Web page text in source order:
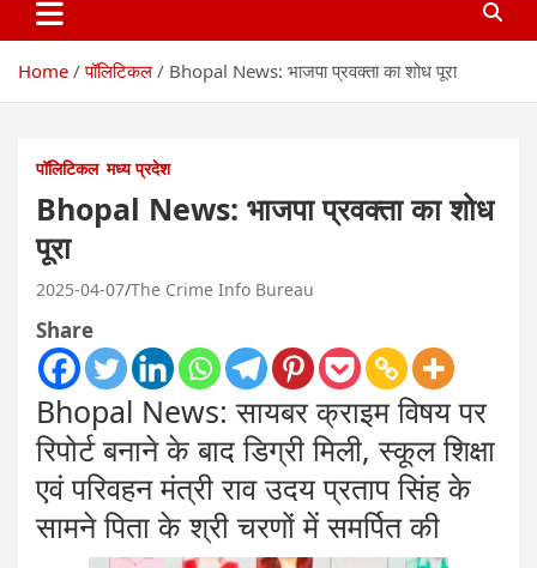
Home पॉलिटिकल Bhopal News: भाजपा प्रवक्ता का शोध पूरा
पॉलिटिकल मध्य प्रदेश
Bhopal News: भाजपा प्रवक्ता का शोध
पूरा
2025-04-07 The Crime Info Bureau
Share
Bhopal News: सायबर क्राइम विषय पर
रिपोर्ट बनाने के बाद डिग्री मिली, स्कूल शिक्षा
एवं परिवहन मंत्री राव उदय प्रताप सिंह के
सामने पिता के श्री चरणों में समर्पित की